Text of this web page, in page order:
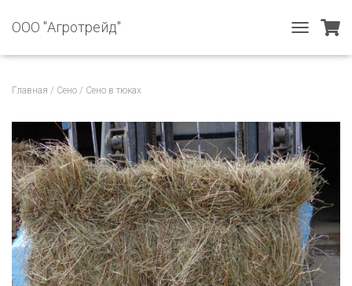
ООО "Агротрейд"
O
N
A
V
I
G
A
T
I
O
N
Главная / Сено / Сено в тюках